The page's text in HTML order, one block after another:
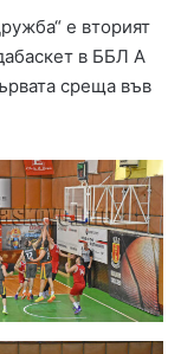
е вторият
в ББЛ А
среща във